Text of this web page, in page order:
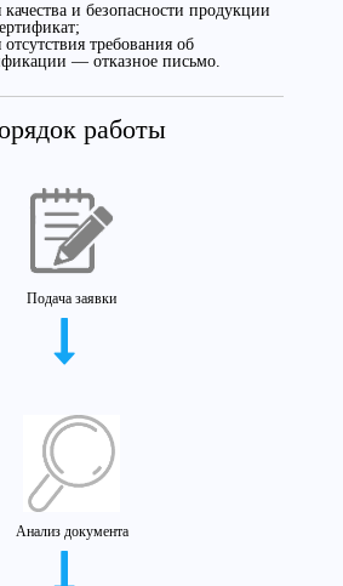
и безопасности продукции
требования об
— отказное письмо.
работы
Подача заявки
Анализ документа